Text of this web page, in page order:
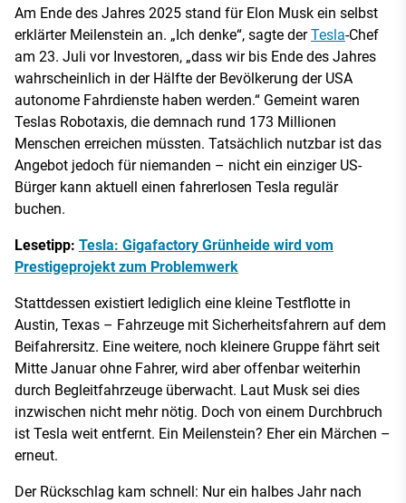
Am Ende des Jahres 2025 stand für Elon Musk ein selbst
erklärter Meilenstein an. „Ich denke“, sagte derTesla-Chef
am 23. Juli vor Investoren, „dass wir bis Ende des Jahres
wahrscheinlich in der Hälfte der Bevölkerung der USA
autonome Fahrdienste haben werden.“ Gemeint waren
Teslas Robotaxis, die demnach rund 173 Millionen
Menschen erreichen müssten. Tatsächlich nutzbar ist das
Angebot jedoch für niemanden – nicht ein einziger US-
Bürger kann aktuell einen fahrerlosen Tesla regulär
buchen.
Lesetipp: Tesla: Gigafactory Grünheide wird vom
Prestigeprojekt zum Problemwerk
Stattdessen existiert lediglich eine kleine Testflotte in
Austin, Texas – Fahrzeuge mit Sicherheitsfahrern auf dem
Beifahrersitz. Eine weitere, noch kleinere Gruppe fährt seit
Mitte Januar ohne Fahrer, wird aber offenbar weiterhin
durch Begleitfahrzeuge überwacht. Laut Musk sei dies
inzwischen nicht mehr nötig. Doch von einem Durchbruch
ist Tesla weit entfernt. Ein Meilenstein? Eher ein Märchen –
erneut.
Der Rückschlag kam schnell: Nur ein halbes Jahr nach